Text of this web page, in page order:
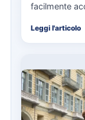
facilmente
soprattutto…
Leggi l'articolo